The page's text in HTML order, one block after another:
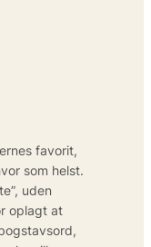
favorit,
som helst.
uden
oplagt at